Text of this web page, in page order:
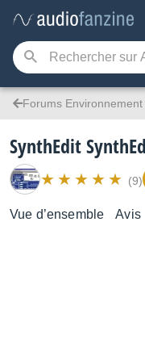
Forums
SynthEdit
(9)
Vue d’ensemble Avis